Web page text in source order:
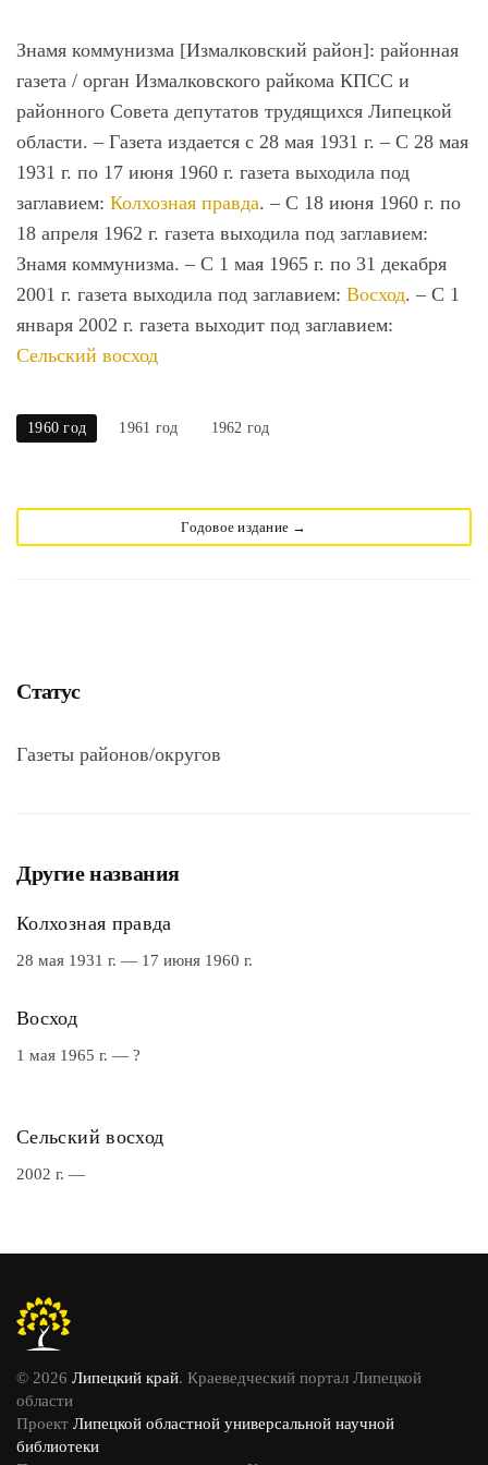
Знамя коммунизма [Измалковский район]: районная
газета / орган Измалковского райкома КПСС и
районного Совета депутатов трудящихся Липецкой
области. – Газета издается с 28 мая 1931 г. – С 28 мая
1931 г. по 17 июня 1960 г. газета выходила под
заглавием: Колхозная правда. – С 18 июня 1960 г. по
18 апреля 1962 г. газета выходила под заглавием:
Знамя коммунизма. – С 1 мая 1965 г. по 31 декабря
2001 г. газета выходила под заглавием: Восход. – С 1
января 2002 г. газета выходит под заглавием:
Сельский восход
1960 год 1961 год 1962 год
Годовое издание →
Статус
Газеты районов/округов
Другие названия
Колхозная правда
28 мая 1931 г. — 17 июня 1960 г.
Восход
1 мая 1965 г. — ?
Сельский восход
2002 г. —
© 2026 Липецкий край. Краеведческий портал Липецкой
области
Проект Липецкой областной универсальной научной
библиотеки